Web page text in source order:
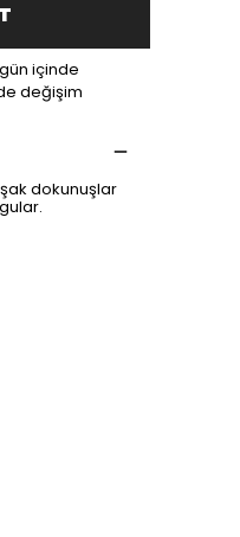
içinde
değişim
dokunuşlar